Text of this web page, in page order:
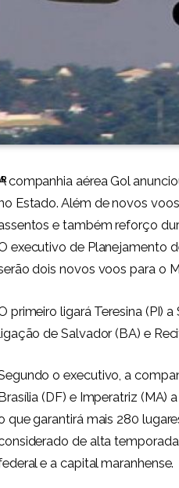
companhia aérea Gol
Estado. Além de novos
e também reforço
executivo de Planejamento
dois novos voos para o
primeiro ligará Teresina (PI)
de Salvador (BA) e
o executivo, a
(DF) e Imperatriz (MA)
que garantirá mais 280
de alta
e a capital maranhense.